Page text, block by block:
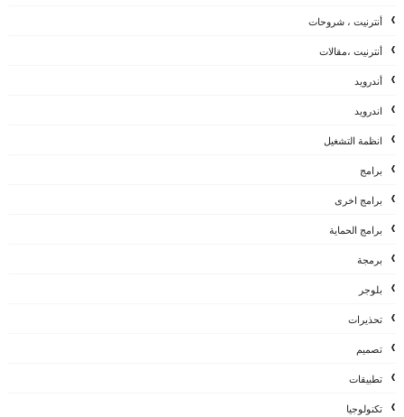
أنترنيت ، شروحات
أنترنيت ،مقالات
أندرويد
اندرويد
انظمة التشغيل
برامج
برامج اخرى
برامج الحماية
برمجة
بلوجر
تحذيرات
تصميم
تطبيقات
تكنولوجيا